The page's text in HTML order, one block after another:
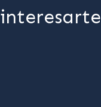
interesarte